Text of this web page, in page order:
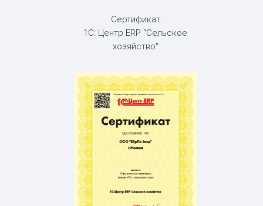
Сертификат
1С: Центр ERP "Сельское
хозяйство"